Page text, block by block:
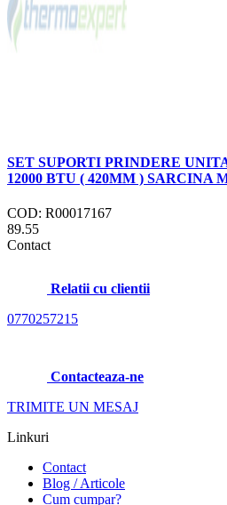
SET SUPORTI PRINDERE
12000 BTU ( 420MM ) SARCINA
COD: R00017167
89.55
Contact
Relatii cu clientii
0770257215
Contacteaza-ne
TRIMITE UN MESAJ
Linkuri
Contact
Blog / Articole
Cum cumpar?